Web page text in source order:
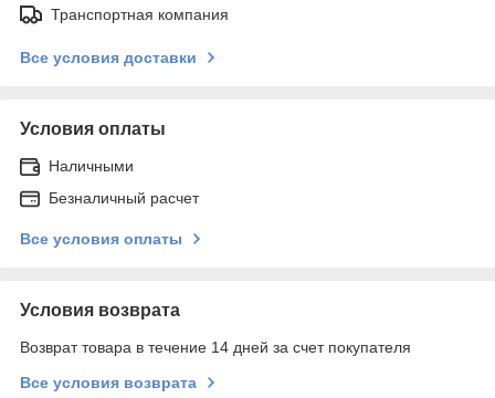
Транспортная компания
Все условия доставки
Условия оплаты
Наличными
Безналичный расчет
Все условия оплаты
Условия возврата
Возврат товара в течение 14 дней за счет покупателя
Все условия возврата